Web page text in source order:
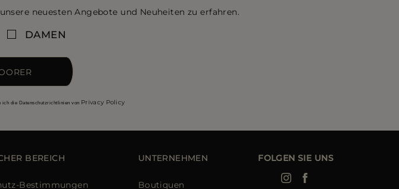
neuesten Angebote und Neuheiten zu erfahren.
DAMEN
die Datenschutzrichtlinien von Privacy Policy
BEREICH
Bestimmungen
UNTERNEHMEN
Boutiquen
FOLGEN SIE UNS